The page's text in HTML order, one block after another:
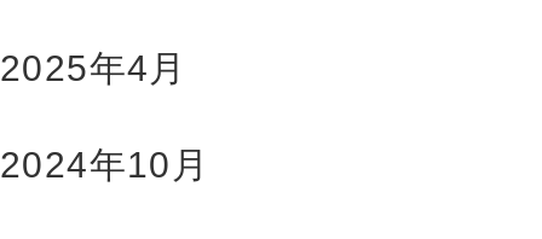
2025年4月
2024年10月